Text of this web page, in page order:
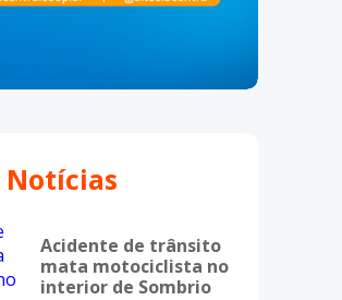
Acidente de trânsito
mata motociclista no
interior de Sombrio